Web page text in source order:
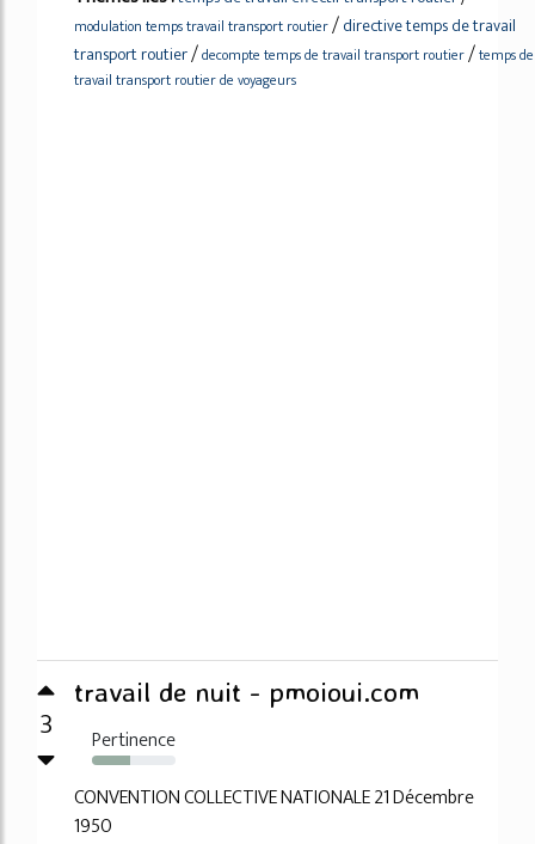
modulation temps travail transport routier/directive temps de travail
transport routier/decompte temps de travail transport routier/temps de
travail transport routier de voyageurs
3
travail de nuit - pmoioui.com
Pertinence
46%
CONVENTION COLLECTIVE NATIONALE 21 Décembre
1950